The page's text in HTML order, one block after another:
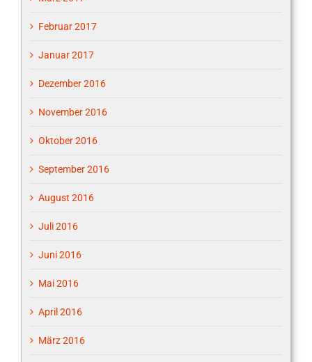
Februar 2017
Januar 2017
Dezember 2016
November 2016
Oktober 2016
September 2016
August 2016
Juli 2016
Juni 2016
Mai 2016
April 2016
März 2016